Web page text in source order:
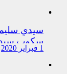
سيدي
سكوب
1 فبراير 2020